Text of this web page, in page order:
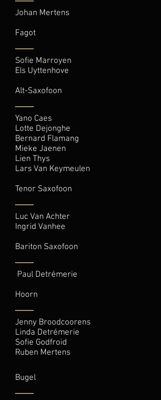
Johan Mertens
Fagot
Sofie Marroyen
Els Uyttenhove
Alt-Saxofoon
Yano Caes
Lotte Dejonghe
Bernard Flamang
Mieke Jaenen
Lien Thys
Lars Van Keymeulen
Tenor Saxofoon
Luc Van Achter
Ingrid Vanhee
Bariton Saxofoon
Paul Detrémerie
Hoorn
Jenny Broodcoorens
Linda Detrémerie
Sofie Godfroid
Ruben Mertens
Bugel